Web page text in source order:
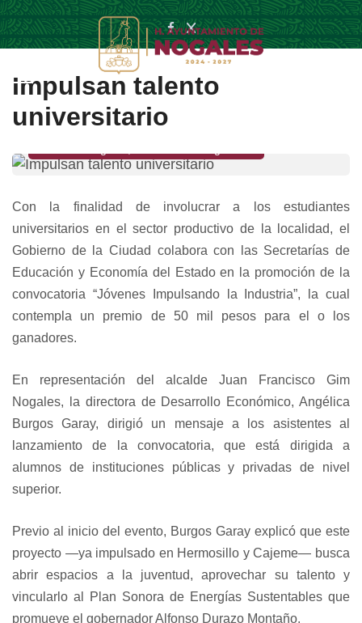
Impulsan talento
universitario
Con la finalidad de involucrar a los estudiantes
universitarios en el sector productivo de la localidad, el
Gobierno de la Ciudad colabora con las Secretarías de
Educación y Economía del Estado en la promoción de la
convocatoria “Jóvenes Impulsando la Industria”, la cual
contempla un premio de 50 mil pesos para el o los
ganadores.
En representación del alcalde Juan Francisco Gim
Nogales, la directora de Desarrollo Económico, Angélica
Burgos Garay, dirigió un mensaje a los asistentes al
lanzamiento de la convocatoria, que está dirigida a
alumnos de instituciones públicas y privadas de nivel
superior.
Previo al inicio del evento, Burgos Garay explicó que este
proyecto —ya impulsado en Hermosillo y Cajeme— busca
abrir espacios a la juventud, aprovechar su talento y
vincularlo al Plan Sonora de Energías Sustentables que
promueve el gobernador Alfonso Durazo Montaño.